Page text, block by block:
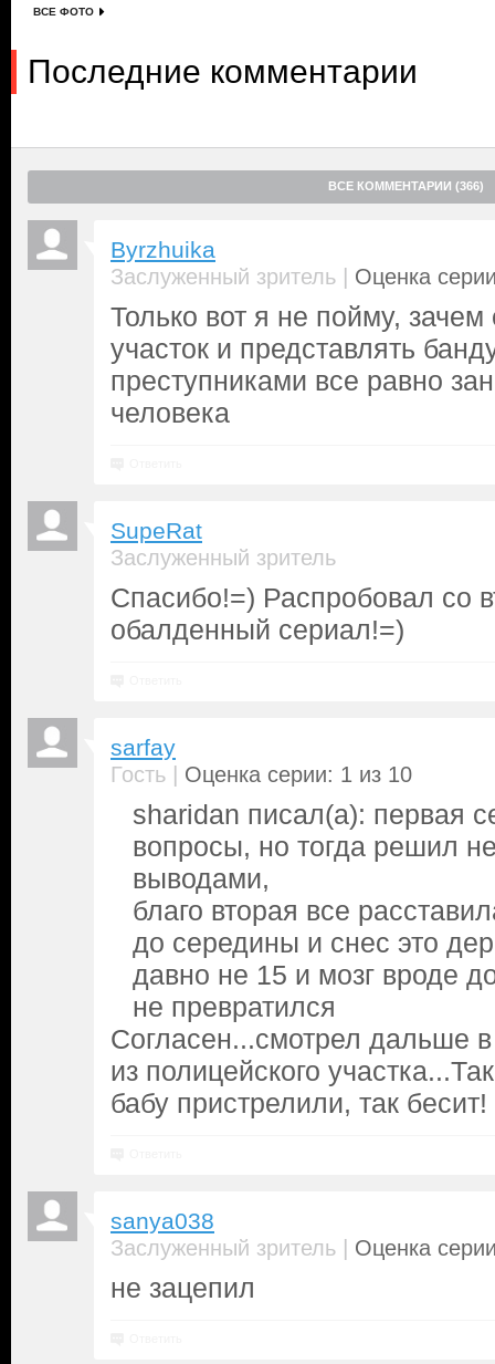
ВСЕ ФОТО
Последние комментарии
ВСЕ КОММЕНТАРИИ (366)
Byrzhuika
Заслуженный зритель | Оценка
Только вот я не пойму, зачем
участок и представлять
преступниками все равно
человека
SupeRat
Заслуженный зритель
Спасибо!=) Распробовал со
обалденный сериал!=)
sarfay
Гость | Оценка серии: 1 из 10
sharidan писал(а): первая
вопросы, но тогда решил
выводами,
благо вторая все
до середины и снес это
давно не 15 и мозг вроде
не превратился
Согласен...смотрел дальше
из полицейского
бабу пристрелили, так бесит!
sanya038
Заслуженный зритель | Оценка
не зацепил